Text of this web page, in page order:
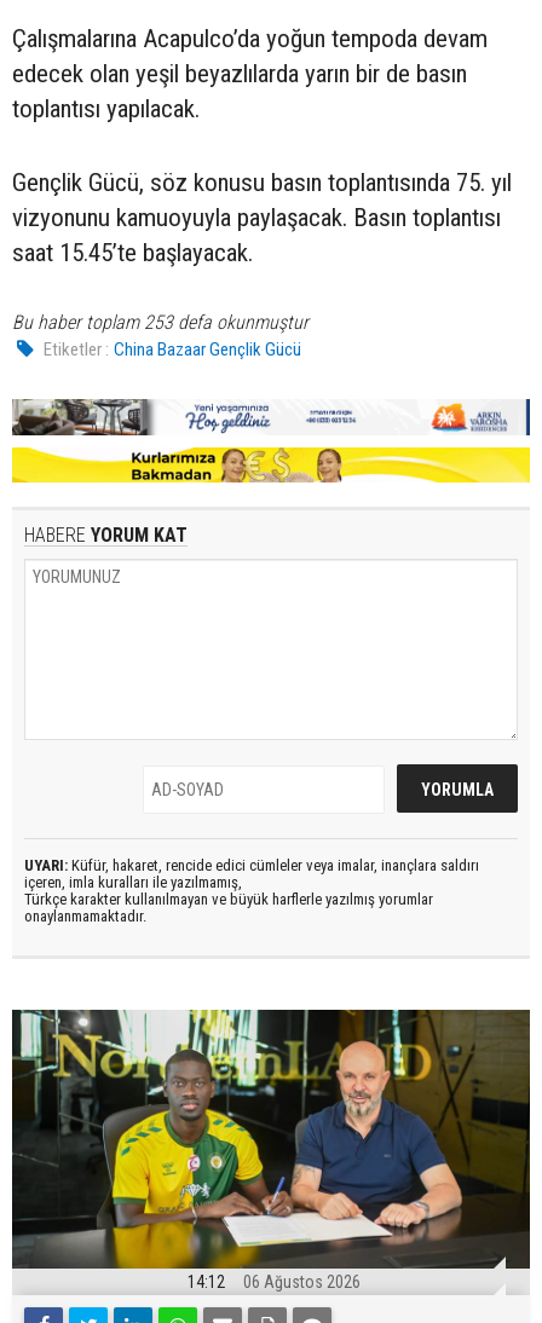
Çalışmalarına Acapulco’da yoğun tempoda devam
edecek olan yeşil beyazlılarda yarın bir de basın
toplantısı yapılacak.
Gençlik Gücü, söz konusu basın toplantısında 75. yıl
vizyonunu kamuoyuyla paylaşacak. Basın toplantısı
saat 15.45’te başlayacak.
Bu haber toplam 253 defa okunmuştur
Etiketler : China Bazaar Gençlik Gücü
HABERE YORUM KAT
UYARI: Küfür, hakaret, rencide edici cümleler veya imalar, inançlara saldırı
içeren, imla kuralları ile yazılmamış,
Türkçe karakter kullanılmayan ve büyük harflerle yazılmış yorumlar
onaylanmamaktadır.
14:12 06 Ağustos 2026